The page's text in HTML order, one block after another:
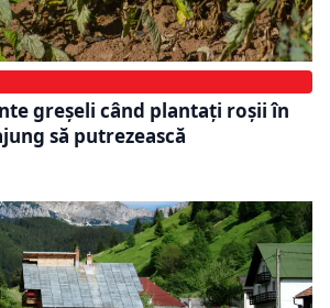
greșeli când plantați roșii în
să putrezească